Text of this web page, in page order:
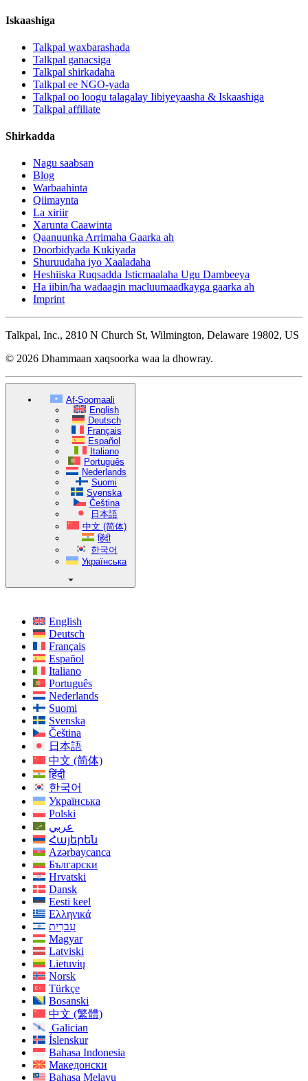
Iskaashiga
Talkpal waxbarashada
Talkpal ganacsiga
Talkpal shirkadaha
Talkpal ee NGO-yada
Talkpal oo loogu talagalay Iibiyeyaasha & Iskaashiga
Talkpal affiliate
Shirkadda
Nagu saabsan
Blog
Warbaahinta
Qiimaynta
La xiriir
Xarunta Caawinta
Qaanuunka Arrimaha Gaarka ah
Doorbidyada Kukiyada
Shuruudaha iyo Xaaladaha
Heshiiska Ruqsadda Isticmaalaha Ugu Dambeeya
Ha iibin/ha wadaagin macluumaadkayga gaarka ah
Imprint
Talkpal, Inc., 2810 N Church St, Wilmington, Delaware 19802, US
© 2026 Dhammaan xaqsoorka waa la dhowray.
Af-Soomaali
English
Deutsch
Français
Español
Italiano
Português
Nederlands
Suomi
Svenska
Čeština
日本語
中文 (简体)
हिंदी
한국어
Українська
English
Deutsch
Français
Español
Italiano
Português
Nederlands
Suomi
Svenska
Čeština
日本語
中文 (简体)
हिंदी
한국어
Українська
Polski
عربي
Հայերեն
Azərbaycanca
Български
Hrvatski
Dansk
Eesti keel
Ελληνικά
עִברִית
Magyar
Latviski
Lietuvių
Norsk
Türkçe
Bosanski
中文 (繁體)
Galician
Íslenskur
Bahasa Indonesia
Македонски
Bahasa Melayu